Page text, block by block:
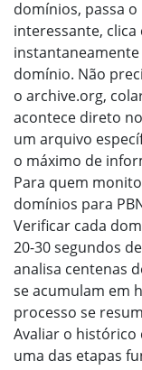
domínios, passa
interessante,
domínio. Não
o archive.org,
acontece direto
um arquivo
o máximo de
Para quem
domínios para
Verificar cada
20-30 segundos
analisa centenas
se acumulam em
processo se
Avaliar o
uma das etapas